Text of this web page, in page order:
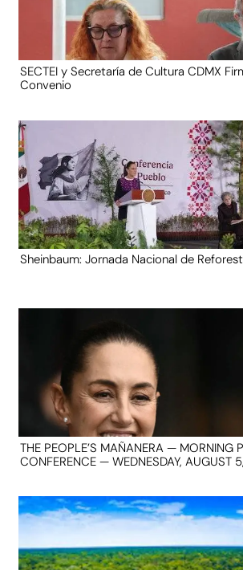
SECTEI y Secretaría de Cultura CDMX
Convenio
Sheinbaum: Jornada Nacional de
THE PEOPLE’S MAÑANERA — MORNING
CONFERENCE — WEDNESDAY, AUGUST